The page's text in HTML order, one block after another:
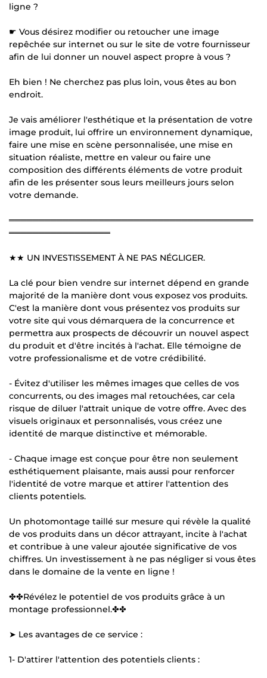
ligne ?
☛ Vous désirez modifier ou retoucher une image
repêchée sur internet ou sur le site de votre fournisseur
afin de lui donner un nouvel aspect propre à vous ?
Eh bien ! Ne cherchez pas plus loin, vous êtes au bon
endroit.
Je vais améliorer l'esthétique et la présentation de votre
image produit, lui offrire un environnement dynamique,
faire une mise en scène personnalisée, une mise en
situation réaliste, mettre en valeur ou faire une
composition des différents éléments de votre produit
afin de les présenter sous leurs meilleurs jours selon
votre demande.
═════════════════════════════════════════
═════════════════
★★ UN INVESTISSEMENT À NE PAS NÉGLIGER.
La clé pour bien vendre sur internet dépend en grande
majorité de la manière dont vous exposez vos produits.
C'est la manière dont vous présentez vos produits sur
votre site qui vous démarquera de la concurrence et
permettra aux prospects de découvrir un nouvel aspect
du produit et d'être incités à l'achat. Elle témoigne de
votre professionalisme et de votre crédibilité.
- Évitez d'utiliser les mêmes images que celles de vos
concurrents, ou des images mal retouchées, car cela
risque de diluer l'attrait unique de votre offre. Avec des
visuels originaux et personnalisés, vous créez une
identité de marque distinctive et mémorable.
- Chaque image est conçue pour être non seulement
esthétiquement plaisante, mais aussi pour renforcer
l'identité de votre marque et attirer l'attention des
clients potentiels.
Un photomontage taillé sur mesure qui révèle la qualité
de vos produits dans un décor attrayant, incite à l'achat
et contribue à une valeur ajoutée significative de vos
chiffres. Un investissement à ne pas négliger si vous êtes
dans le domaine de la vente en ligne !
✤✤Révélez le potentiel de vos produits grâce à un
montage professionnel.✤✤
➤ Les avantages de ce service :
1- D'attirer l'attention des potentiels clients :